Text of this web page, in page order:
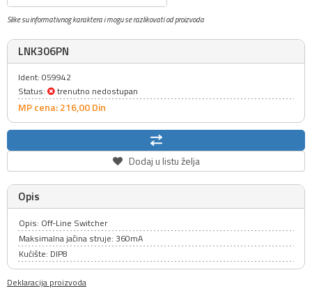
Slike su informativnog karaktera i mogu se razlikovati od proizvoda
LNK306PN
Ident: 059942
Status:
trenutno nedostupan
MP cena: 216,00Din
Dodaj u listu želja
Opis
Opis: Off-Line Switcher
Maksimalna jačina struje: 360mA
Kućište: DIP8
Deklaracija proizvoda